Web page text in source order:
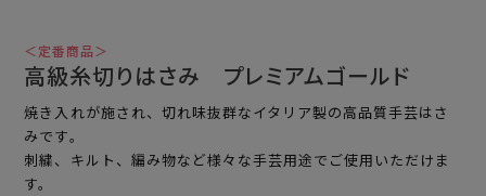
＜定番商品＞
高級糸切りはさみ プレミアムゴールド
焼き入れが施され、切れ味抜群なイタリア製の高品質手芸はさ
みです。
刺繍、キルト、編み物など様々な手芸用途でご使用いただけま
す。